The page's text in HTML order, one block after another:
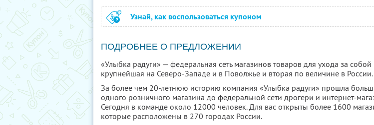
Узнай, как воспользоваться купоном
ПОДРОБНЕЕ О ПРЕДЛОЖЕНИИ
«Улыбка радуги» — федеральная сеть магазинов товаров для ухода за
крупнейшая на Северо-Западе и в Поволжье и вторая по величине в России.
За более чем 20-летнюю историю компания «Улыбка радуги» прошла
одного розничного магазина до федеральной сети дрогери и интернет-
Сегодня в команде около 12000 человек. Для вас открыты более 1600
которые расположены в 270 городах России.